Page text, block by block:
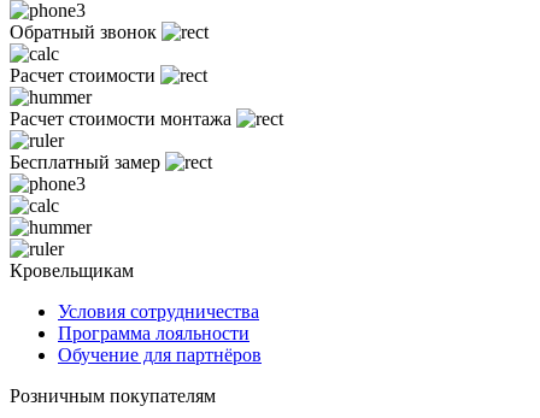
Обратный звонок
Расчет стоимости
Расчет стоимости монтажа
Бесплатный замер
Кровельщикам
Условия сотрудничества
Программа лояльности
Обучение для партнёров
Розничным покупателям